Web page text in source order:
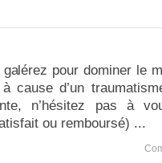
pour dominer le
cause d’un
n’hésitez pas à
ou remboursé) ...